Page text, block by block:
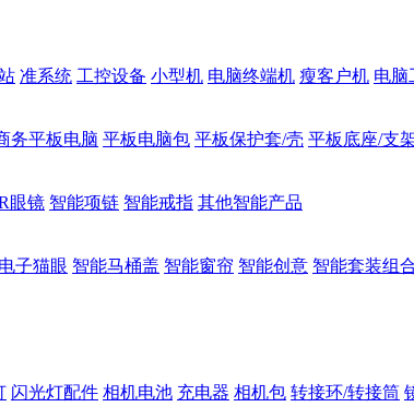
准系统 工控设备 小型机 电脑终端机 瘦客户机 电脑
务平板电脑 平板电脑包 平板保护套/壳 平板底座/支
眼镜 智能项链 智能戒指 其他智能产品
子猫眼 智能马桶盖 智能窗帘 智能创意 智能套装组
闪光灯配件 相机电池 充电器 相机包 转接环/转接筒